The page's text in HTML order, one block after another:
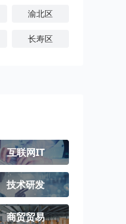
渝北区
长寿区
云阳县
巫溪县
酉阳土家族苗
族自治县
合川区
互联网IT
技术研发
商贸贸易